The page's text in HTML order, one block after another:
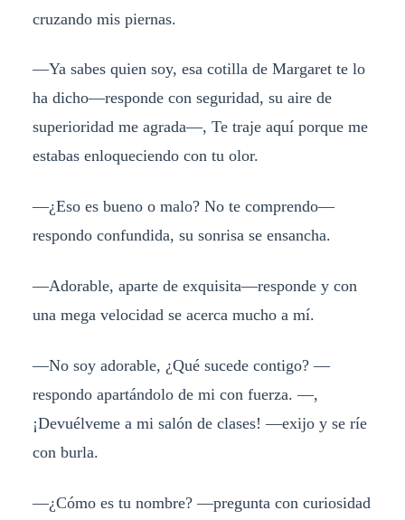
cruzando mis piernas.
—Ya sabes quien soy, esa cotilla de Margaret te lo
ha dicho—responde con seguridad, su aire de
superioridad me agrada—, Te traje aquí porque me
estabas enloqueciendo con tu olor.
—¿Eso es bueno o malo? No te comprendo—
respondo confundida, su sonrisa se ensancha.
—Adorable, aparte de exquisita—responde y con
una mega velocidad se acerca mucho a mí.
—No soy adorable, ¿Qué sucede contigo? —
respondo apartándolo de mi con fuerza. —,
¡Devuélveme a mi salón de clases! —exijo y se ríe
con burla.
—¿Cómo es tu nombre? —pregunta con curiosidad